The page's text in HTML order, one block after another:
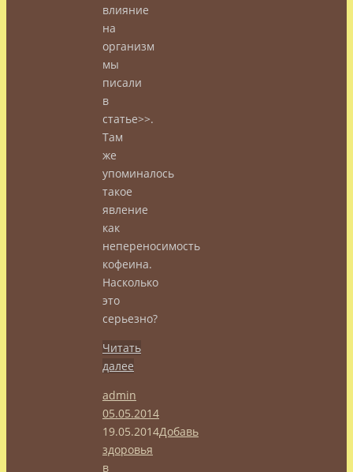
влияние
на
организм
мы
писали
в
статье>>.
Там
же
упоминалось
такое
явление
как
непереносимость
кофеина.
Насколько
это
серьезно?
Читать
далее
admin
05.05.2014
19.05.2014Добавь
здоровья
в